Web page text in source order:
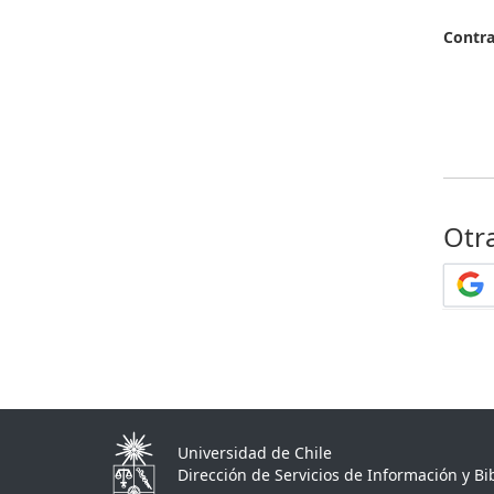
Universidad de Chile
Dirección de Servicios de Información y